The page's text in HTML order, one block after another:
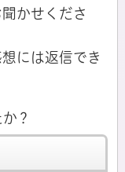
かせくださ
には返信でき
？